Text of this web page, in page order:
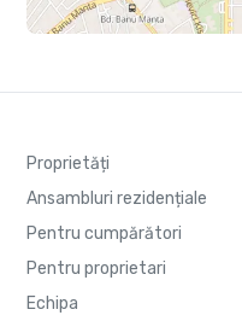
Proprietăți
Ansambluri rezidențiale
Pentru cumpărători
Pentru proprietari
Echipa